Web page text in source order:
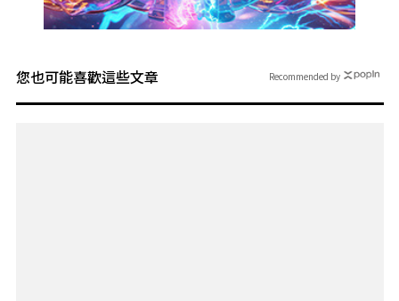
您也可能喜歡這些文章 Recommended by